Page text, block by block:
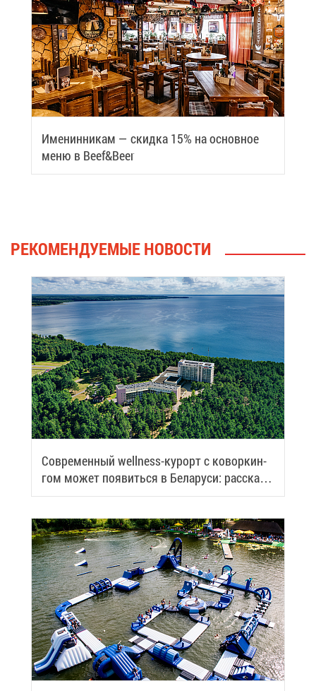
Име­нин­ни­кам — скид­ка 15% на ос­нов­ное
ме­ню в Beef&Beer
РЕ­КО­МЕН­ДУ­Е­МЫЕ НО­ВО­СТИ
Со­вре­мен­ный wellness-ку­рорт с ко­вор­кин­
гом мо­жет по­явить­ся в Бе­ла­ру­си: рас­ска­
зы­ва­ем по­дроб­но­сти